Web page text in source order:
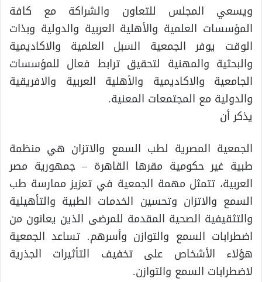
ويسعي المجلس للتعاون والشراكة مع كافة
المؤسسات العلمية والأهلية العربية والدولية وبذات
الوقت يوفر الجمعية السبل العلمية والاكاديمية
والبحثية والمهنية لتحقيق ترابط فعال للمؤسسات
الجامعية والاكاديمية والأهلية العربية والافريقية
والدولية مع المجتمعات المعنية.
يذكر أن
الجمعية المصرية لطب السمع والاتزان هي منظمة
طبية غير حكومية مقرها القاهرة – جمهورية مصر
العربية، تتمثل مهمة الجمعية في تعزيز ممارسة طب
السمع والاتزان وتحسين الخدمات الطبية والتأهيلية
والتثقيفية الصحية المقدمة للمرضى الذين يعانون من
اضطرابات السمع والتوازن وأسرهم. تساعد الجمعية
هؤلاء الأشخاص على تخفيف التأثيرات الجذرية
لاضطرابات السمع والتوازن.